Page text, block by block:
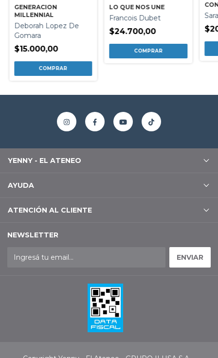
GENERACION
MILLENNIAL
Deborah Lopez De
Gomara
$15.000,00
LO QUE NOS UNE
Francois Dubet
$24.700,00
YENNY - EL ATENEO
AYUDA
ATENCIÓN AL CLIENTE
NEWSLETTER